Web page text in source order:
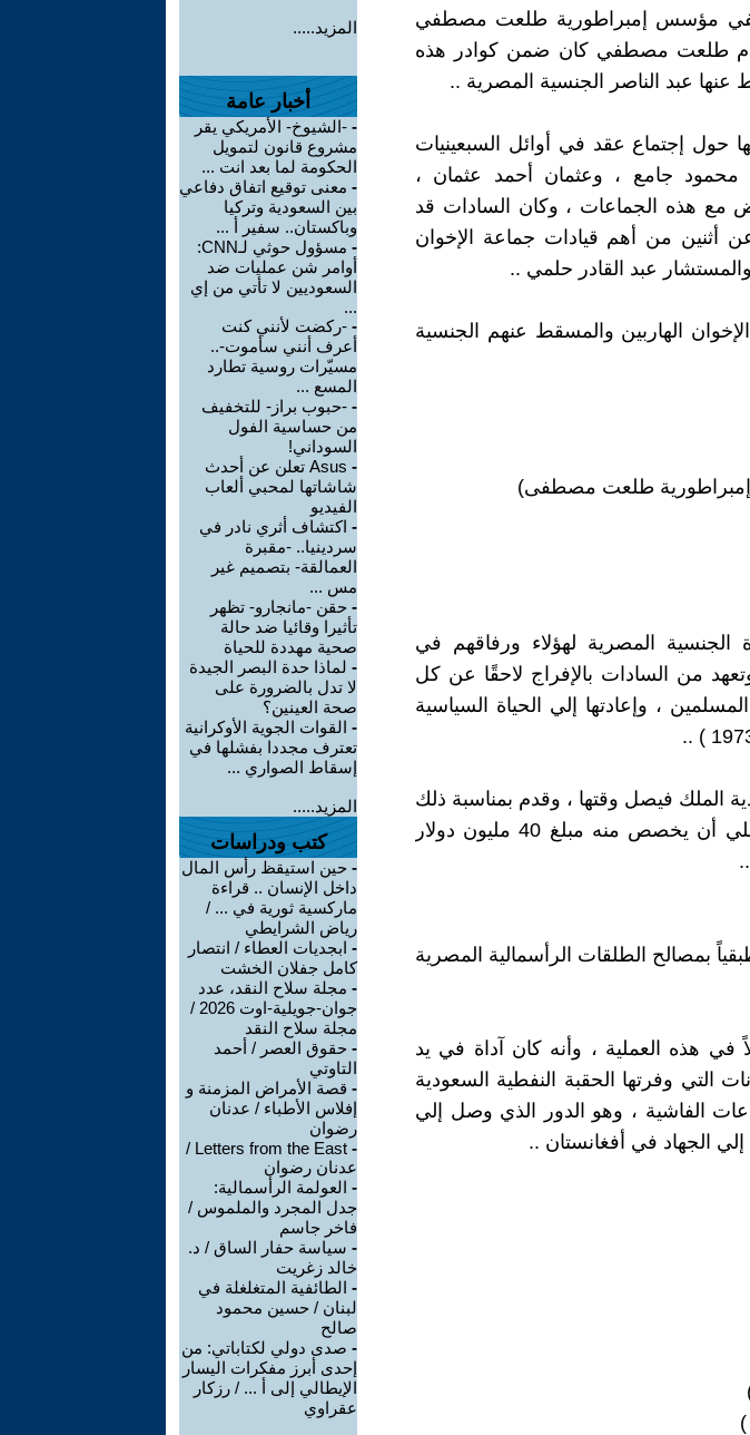
مؤسس إمبراطورية طلعت مصطفي
هشام طلعت مصطفي كان ضمن كوادر هذه
عنها عبد الناصر الجنسية المصرية ..
حول إجتماع عقد في أوائل السبعينيات
جامع ، وعثمان أحمد عثمان ،
مع هذه الجماعات ، وكان السادات قد
عن أثنين من أهم قيادات جماعة الإخوان
عبد القادر حلمي ..
الهاربين والمسقط عنهم الجنسية
طلعت مصطفى)
الجنسية المصرية لهؤلاء ورفاقهم في
من السادات بالإفراج لاحقًا عن كل
، وإعادتها إلي الحياة السياسية
الملك فيصل وقتها ، وقدم بمناسبة ذلك
دعماً مالياً بلغ 100 مليون دولار للأزهر علي أن يخصص منه مبلغ 40 مليون دولار
بمصالح الطلقات الرأسمالية المصرية
في هذه العملية ، وأنه كان آداة في يد
التي وفرتها الحقبة النفطية السعودية
الفاشية ، وهو الدور الذي وصل إلي
الجهاد في أفغانستان ..
المزيد.....
أخبار عامة
- -الشيوخ- الأمريكي يقر
مشروع قانون لتمويل
الحكومة لما بعد انت ...
- معنى توقيع اتفاق دفاعي
بين السعودية وتركيا
وباكستان.. سفير أ ...
-
مسؤول حوثي لـCNN:
أوامر شن عمليات ضد
السعوديين لا تأتي من إي
...
- -ركضت لأنني كنت
أعرف أنني سأموت-..
مسيّرات روسية تطارد
المسع ...
- -حبوب براز- للتخفيف
من حساسية الفول
السوداني!
-
Asus تعلن عن أحدث
شاشاتها لمحبي ألعاب
الفيديو
- اكتشاف أثري نادر في
سردينيا.. -مقبرة
العمالقة- بتصميم غير
مس ...
- حقن -مانجارو- تظهر
تأثيرا وقائيا ضد حالة
صحية مهددة للحياة
- لماذا حدة البصر الجيدة
لا تدل بالضرورة على
صحة العينين؟
- القوات الجوية الأوكرانية
تعترف مجددا بفشلها في
إسقاط الصواري ...
المزيد.....
كتب ودراسات
- حين استيقظ رأس المال
داخل الإنسان .. قراءة
ماركسية ثورية في ... /
رياض الشرايطي
- ابجديات العطاء / انتصار
كامل جفلان الخشت
- مجلة سلاح النقد، عدد
جوان-جويلية-اوت 2026 /
مجلة سلاح النقد
- حقوق العصر / أحمد
التاوتي
- قصة الأمراض المزمنة و
إفلاس الأطباء / عدنان
رضوان
-
Letters from the East /
عدنان رضوان
- العولمة الرأسمالية:
جدل المجرد والملموس /
فاخر جاسم
- سياسة حفار الساق / د.
خالد زغريت
- الطائفية المتغلغلة في
لبنان / حسين محمود
صالح
- صدى دولي لكتاباتي: من
إحدى أبرز مفكرات اليسار
الإيطالي إلى أ ... / رزكار
عقراوي